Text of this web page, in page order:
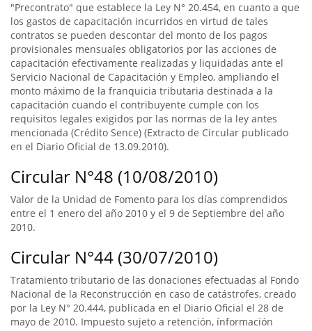
"Precontrato" que establece la Ley N° 20.454, en cuanto a que
los gastos de capacitación incurridos en virtud de tales
contratos se pueden descontar del monto de los pagos
provisionales mensuales obligatorios por las acciones de
capacitación efectivamente realizadas y liquidadas ante el
Servicio Nacional de Capacitación y Empleo, ampliando el
monto máximo de la franquicia tributaria destinada a la
capacitación cuando el contribuyente cumple con los
requisitos legales exigidos por las normas de la ley antes
mencionada (Crédito Sence) (Extracto de Circular publicado
en el Diario Oficial de 13.09.2010).
Circular N°48 (10/08/2010)
Valor de la Unidad de Fomento para los días comprendidos
entre el 1 enero del año 2010 y el 9 de Septiembre del año
2010.
Circular N°44 (30/07/2010)
Tratamiento tributario de las donaciones efectuadas al Fondo
Nacional de la Reconstrucción en caso de catástrofes, creado
por la Ley N° 20.444, publicada en el Diario Oficial el 28 de
mayo de 2010. Impuesto sujeto a retención, ínformación